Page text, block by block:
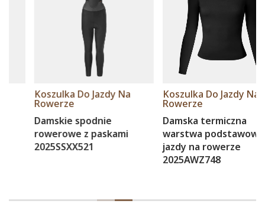
Koszulka Do Jazdy Na
Rowerze
Damskie spodnie
rowerowe z paskami
2025SSXX521
Koszulka Do Jazdy Na
Rowerze
Damska termiczna
warstwa podstawowa do
jazdy na rowerze
2025AWZ748